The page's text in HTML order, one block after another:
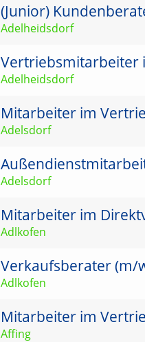
(Junior)
Adelheidsdorf
Vertriebsmitarbeiter
Adelheidsdorf
Mitarbeiter im
Adelsdorf
Adelsdorf
Mitarbeiter im
Adlkofen
Verkaufsberater (m/
Adlkofen
Mitarbeiter im
Affing